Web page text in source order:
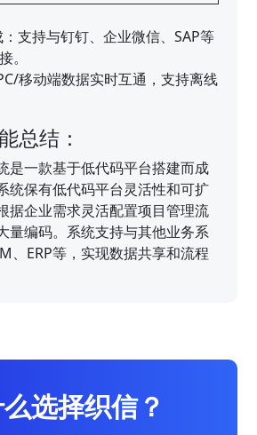
支持与钉钉、企业微信、SAP等
。
移动端数据实时互通，支持离线
总结：
是一款基于低代码平台搭建而成
统保有低代码平台灵活性和可扩
据企业需求灵活配置项目管理流
量编码。系统支持与其他业务系
、ERP等，实现数据共享和流程
选择织信？